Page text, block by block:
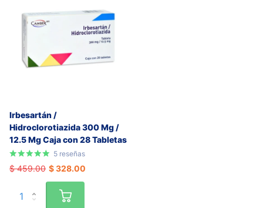
Irbesartán /
Hidroclorotiazida 300 Mg /
12.5 Mg Caja con 28 Tabletas
5 reseñas
$ 459.00 $ 328.00